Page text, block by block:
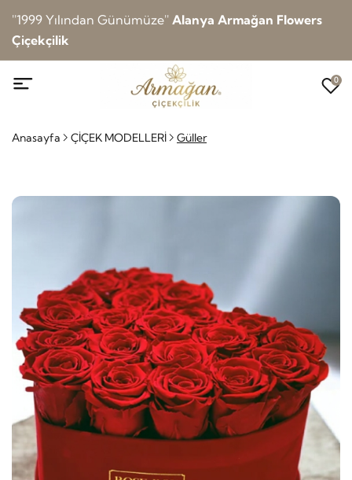
''1999 Yılından Günümüze'' Alanya Armağan Flowers
Çiçekçilik
0
Anasayfa ÇİÇEK MODELLERİ Güller